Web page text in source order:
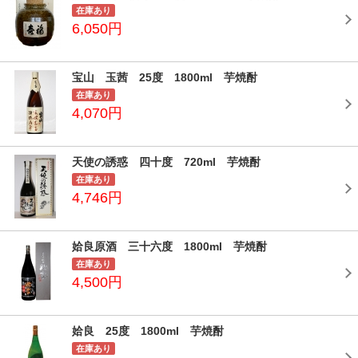
在庫あり
6,050円
宝山 玉茜 25度 1800ml 芋焼酎
在庫あり
4,070円
天使の誘惑 四十度 720ml 芋焼酎
在庫あり
4,746円
姶良原酒 三十六度 1800ml 芋焼酎
在庫あり
4,500円
姶良 25度 1800ml 芋焼酎
在庫あり